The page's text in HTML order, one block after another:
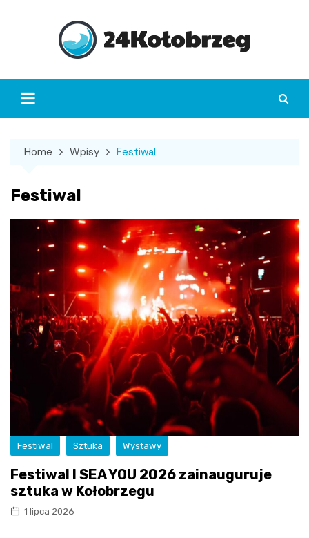
Home Wpisy Festiwal
Festiwal
Festiwal Sztuka Wystawy
Festiwal I SEA YOU 2026 zainauguruje
sztuka w Kołobrzegu
1 lipca 2026